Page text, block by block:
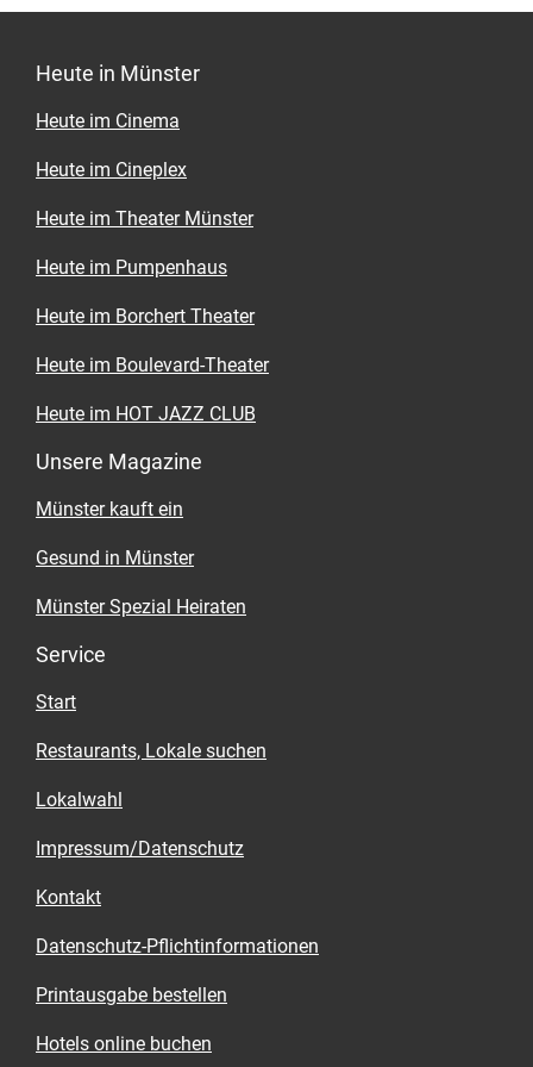
Heute in Münster
Heute im Cinema
Heute im Cineplex
Heute im Theater Münster
Heute im Pumpenhaus
Heute im Borchert Theater
Heute im Boulevard-Theater
Heute im HOT JAZZ CLUB
Unsere Magazine
Münster kauft ein
Gesund in Münster
Münster Spezial Heiraten
Service
Start
Restaurants, Lokale suchen
Lokalwahl
Impressum/Datenschutz
Kontakt
Datenschutz-Pflichtinformationen
Printausgabe bestellen
Hotels online buchen